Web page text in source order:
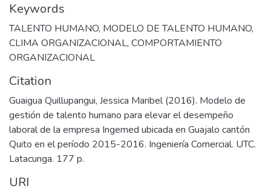
Keywords
TALENTO HUMANO, MODELO DE TALENTO HUMANO,
CLIMA ORGANIZACIONAL, COMPORTAMIENTO
ORGANIZACIONAL
Citation
Guaigua Quillupangui, Jessica Maribel (2016). Modelo de
gestión de talento humano para elevar el desempeño
laboral de la empresa Ingemed ubicada en Guajalo cantón
Quito en el período 2015-2016. Ingeniería Comercial. UTC.
Latacunga. 177 p.
URI